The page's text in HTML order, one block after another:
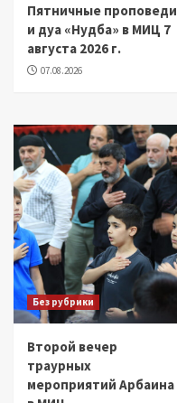
Пятничные проповеди
и дуа «Нудба» в МИЦ 7
августа 2026 г.
07.08.2026
Без рубрики
Второй вечер
траурных
мероприятий Арбаина